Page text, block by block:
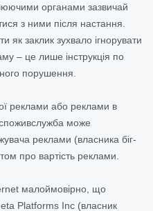
органами зазвичай
з ними після настання.
як заклик зухвало ігнорувати
– це лише інструкція по
порушення.
реклами або реклами в
може
реклами (власника біг-
про вартість реклами.
малоймовірно, що
Platforms Inc (власник